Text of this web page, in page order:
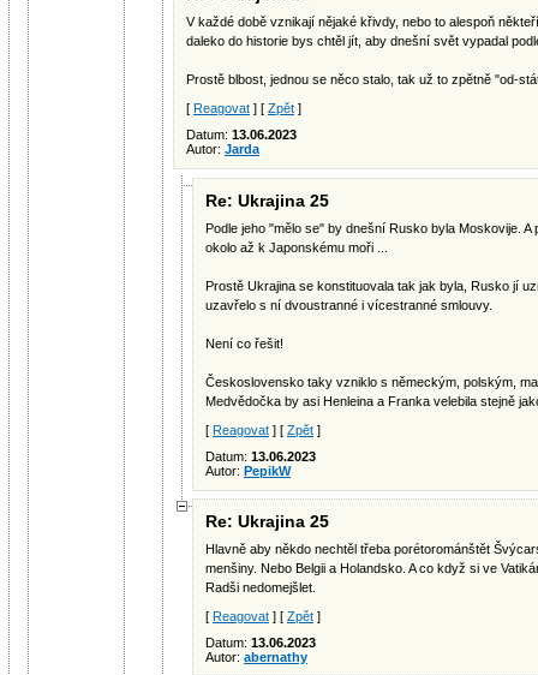
V každé době vznikají nějaké křivdy, nebo to alespoň
daleko do historie bys chtěl jít, aby dnešní svět vypadal
Prostě blbost, jednou se něco stalo, tak už to zpětně "od-
[ Reagovat ] [ Zpět ]
Datum: 13.06.2023
Autor: Jarda
Re: Ukrajina 25
Podle jeho "mělo se" by dnešní Rusko byla Moskovije.
okolo až k Japonskému moři ...
Prostě Ukrajina se konstituovala tak jak byla, Rusko jí
uzavřelo s ní dvoustranné i vícestranné smlouvy.
Není co řešit!
Československo taky vzniklo s německým, polským,
Medvědočka by asi Henleina a Franka velebila stejně
[ Reagovat ] [ Zpět ]
Datum: 13.06.2023
Autor: PepikW
Re: Ukrajina 25
Hlavně aby někdo nechtěl třeba porétorománštět
menšiny. Nebo Belgii a Holandsko. A co když si ve
Radši nedomejšlet.
[ Reagovat ] [ Zpět ]
Datum: 13.06.2023
Autor: abernathy